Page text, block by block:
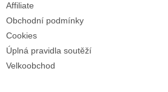
Affiliate
Obchodní podmínky
Cookies
Úplná pravidla soutěží
Velkoobchod